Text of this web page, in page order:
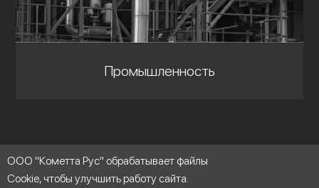
Промышленность
ООО "Кометта Рус" обрабатывает файлы
Cookie, чтобы улучшить работу сайта.